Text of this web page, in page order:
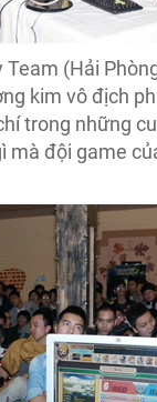
(Hải
kim vô địch
trong những
đội game